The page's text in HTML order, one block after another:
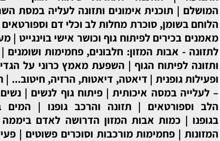
ותזונה לעליה במסת השרירים ובכוח|הלציטין
לב וכלי דם וספורטאים|תוכנית תזונה|קורס
גוף וכושר אישי בוינגייט| מערכת השרירים|מבוא
פחמימות ושומנים|להלן תוכנית אימונים
השפעת מאמץ כרוני על הגדילה והתבגרות|תזונה
דיאטות, הרזיה, חיטוב...|תוכנית תזונה ואימונים
|פיתוח גוף לנשים| נשים ספורטאיות| מערכת
והרכב גופנו |המים בגופנו|מאזן המים
הדרושה לאדם ביממה|ערכם האנרגטי של
וסוכרים פשוטים|פעילות גופנית ובריאות –